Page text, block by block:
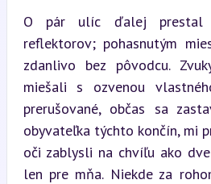
O pár ulíc ďalej prestal
reflektorov; pohasnutým
zdanlivo bez pôvodcu.
miešali s ozvenou
prerušované, občas sa
obyvateľka týchto končín, mi
oči zablysli na chvíľu ako
len pre mňa. Niekde za